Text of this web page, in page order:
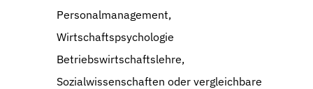
Personalmanagement,
Wirtschaftspsychologie
Betriebswirtschaftslehre,
Sozialwissenschaften oder vergleichbare